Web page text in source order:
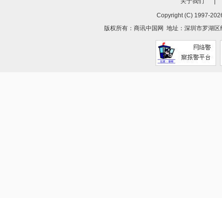
Copyright (C) 1997-
版权所有： 商讯中国网 地址：深圳市罗湖